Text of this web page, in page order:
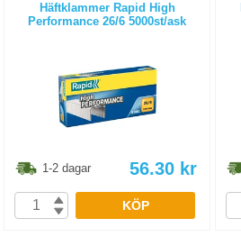
Häftklammer Rapid High
Performance 26/6 5000st/ask
1-2 dagar 56.30 kr
KÖP